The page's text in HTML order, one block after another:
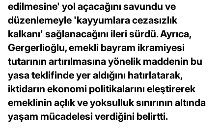
edilmesine' yol açacağını savundu ve
düzenlemeyle 'kayyumlara cezasızlık
kalkanı' sağlanacağını ileri sürdü. Ayrıca,
Gergerlioğlu, emekli bayram ikramiyesi
tutarının artırılmasına yönelik maddenin bu
yasa teklifinde yer aldığını hatırlatarak,
iktidarın ekonomi politikalarını eleştirerek
emeklinin açlık ve yoksulluk sınırının altında
yaşam mücadelesi verdiğini belirtti.